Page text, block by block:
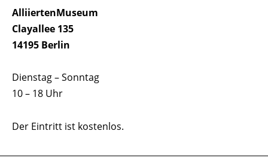
AlliiertenMuseum
Clayallee 135
14195 Berlin
Dienstag – Sonntag
10 – 18 Uhr
Der Eintritt ist kostenlos.